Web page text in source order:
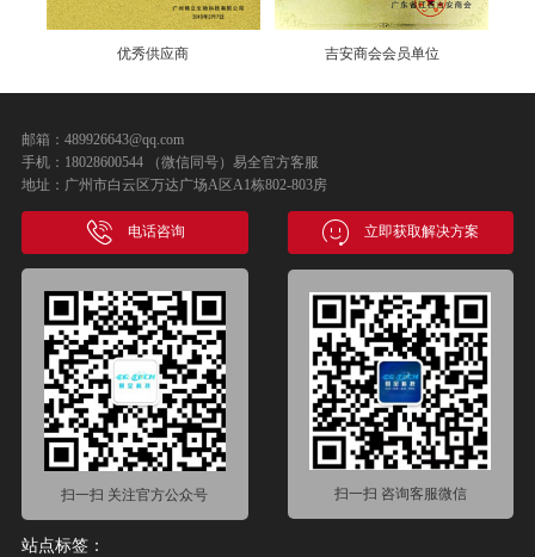
吉安商会会员单位 高新技术企业证书
邮箱：489926643@qq.com
手机：18028600544 （微信同号）易全官方客服
地址：广州市白云区万达广场A区A1栋802-803房
电话咨询 立即获取解决方案
扫一扫 关注官方公众号 扫一扫 咨询客服微信
站点标签：